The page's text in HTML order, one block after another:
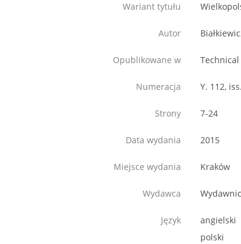
Wariant tytułu
Autor
Opublikowane w
Numeracja Y. 112,
Strony 7-24
Data wydania 2015
Miejsce wydania Kraków
Wydawca
Język
angielski
polski